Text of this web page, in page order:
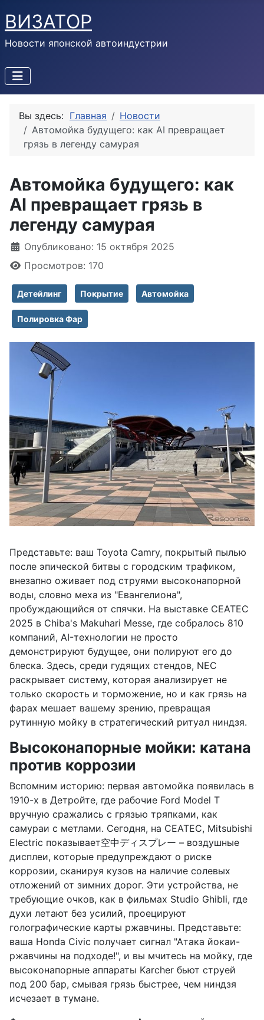
ВИЗАТОР
Новости японской автоиндустрии
Вы здесь: Главная
Новости
Автомойка будущего: как AI превращает
грязь в легенду самурая
Автомойка будущего: как
AI превращает грязь в
легенду самурая
Информация о материале
Опубликовано: 15 октября 2025
Просмотров: 170
Детейлинг Покрытие Автомойка
Полировка Фар
Представьте: ваш Toyota Camry, покрытый пылью
после эпической битвы с городским трафиком,
внезапно оживает под струями высоконапорной
воды, словно меха из "Евангелиона",
пробуждающийся от спячки. На выставке CEATEC
2025 в Chiba's Makuhari Messe, где собралось 810
компаний, AI-технологии не просто
демонстрируют будущее, они полируют его до
блеска. Здесь, среди гудящих стендов, NEC
раскрывает систему, которая анализирует не
только скорость и торможение, но и как грязь на
фарах мешает вашему зрению, превращая
рутинную мойку в стратегический ритуал ниндзя.
Высоконапорные мойки: катана
против коррозии
Вспомним историю: первая автомойка появилась в
1910-х в Детройте, где рабочие Ford Model T
вручную сражались с грязью тряпками, как
самураи с метлами. Сегодня, на CEATEC, Mitsubishi
Electric показывает空中ディスプレー – воздушные
дисплеи, которые предупреждают о риске
коррозии, сканируя кузов на наличие солевых
отложений от зимних дорог. Эти устройства, не
требующие очков, как в фильмах Studio Ghibli, где
духи летают без усилий, проецируют
голографические карты ржавчины. Представьте:
ваша Honda Civic получает сигнал "Атака йокаи-
ржавчины на подходе!", и вы мчитесь на мойку, где
высоконапорные аппараты Karcher бьют струей
под 200 бар, смывая грязь быстрее, чем ниндзя
исчезает в тумане.